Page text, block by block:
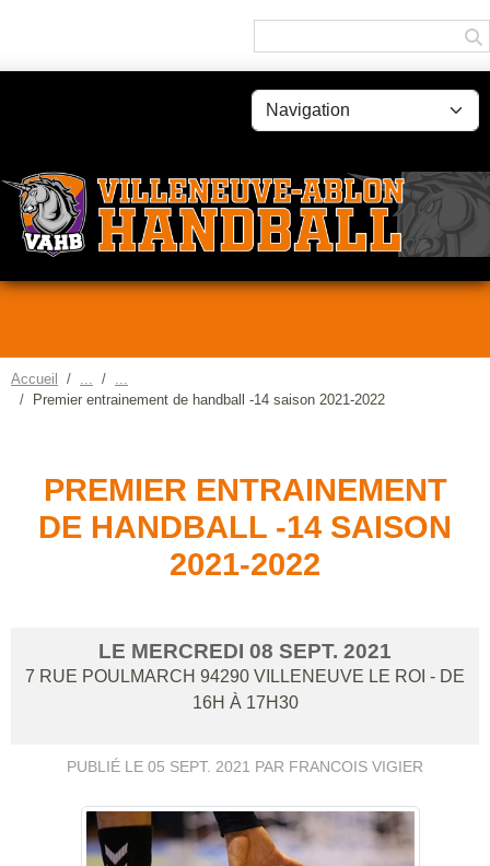
Accueil
Premier entrainement de handball -14 saison 2021-2022
PREMIER ENTRAINEMENT
DE HANDBALL -14 SAISON
2021-2022
LE MERCREDI 08 SEPT. 2021
7 RUE POULMARCH 94290 VILLENEUVE LE ROI - DE
16H À 17H30
PUBLIÉ LE 05 SEPT. 2021 PAR FRANCOIS VIGIER